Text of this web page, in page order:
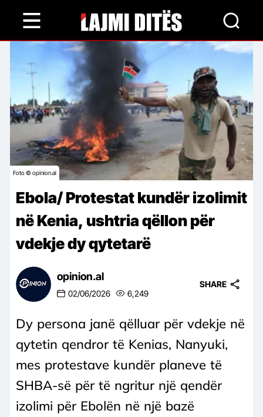
content
Foto © opinion.al
Ebola/ Protestat kundër izolimit
në Kenia, ushtria qëllon për
vdekje dy qytetarë
opinion.al
02/06/2026 6,249
SHARE
Dy persona janë qëlluar për vdekje në
qytetin qendror të Kenias, Nanyuki,
mes protestave kundër planeve të
SHBA-së për të ngritur një qendër
izolimi për Ebolën në një bazë